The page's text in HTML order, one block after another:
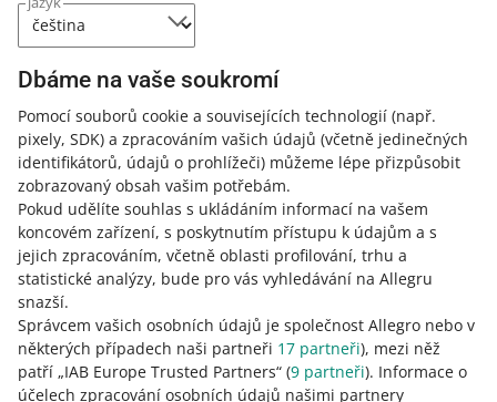
Dbáme na vaše soukromí
Pomocí souborů cookie a souvisejících technologií (např.
pixely, SDK) a zpracováním vašich údajů (včetně jedinečných
identifikátorů, údajů o prohlížeči) můžeme lépe přizpůsobit
zobrazovaný obsah vašim potřebám.
Pokud udělíte souhlas s ukládáním informací na vašem
koncovém zařízení, s poskytnutím přístupu k údajům a s
jejich zpracováním, včetně oblasti profilování, trhu a
statistické analýzy, bude pro vás vyhledávání na Allegru
snazší.
Správcem vašich osobních údajů je společnost Allegro nebo v
některých případech naši partneři 17 partneři), mezi něž
patří „IAB Europe Trusted Partners“ (9 partneři). Informace o
účelech zpracování osobních údajů našimi partnery
produktem v katalogu produktů
Kdy můžeme odpojit nabídky od produktu
Chceme, aby si kupující byli jisti, že vaše nabídka přesně
odpovídá produktu, který hledají. Pokud jsou vaše
nabídky nesprávně propojeny s produktem z katalogu,
můžeme je odpojit. Vaši nabídku poté automaticky
ukončíme. Dáme vám o tom vědět e-mailem.
Vaši nabídku můžeme od katalogu produktů Allegro
odpojit, pokud mimo jiné:
název nabídky označuje jiný produkt než ten, který je
Kdy neodpojujeme nabídky od produktů
Produkty v katalogu jsou k dispozici všem prodejcům na
Allegru. Pokud se domníváte, že je vaše nabídka
propojena s nesprávným produktem, můžete nám to
nahlásit. Podívejte se na příslušné ustanovení v našich
Podmínkách používání portálu:
Podle přílohy 10 Podmínek používání portálu Allegro
Co se stane, když odpojíme vaši nabídku od
produktu
Pokud odpojíme vaši nabídku od produktu, automaticky
ji ukončíme a budeme vás o tom informovat e-mailem.
V e-mailu najdete odkaz na záložku Můj sortiment.
Potřebujete pomoc?
Kontaktujte nás